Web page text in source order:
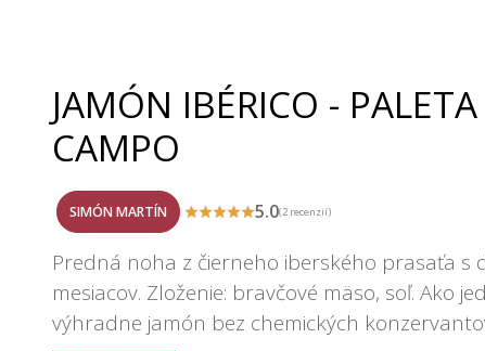
JAMÓN IBÉRICO -
CAMPO
SIMÓN MARTÍN 5.0(2 recenzií)
Predná noha z čierneho iberského prasaťa s
mesiacov. Zloženie: bravčové mäso, soľ. Ako
výhradne jamón bez chemických